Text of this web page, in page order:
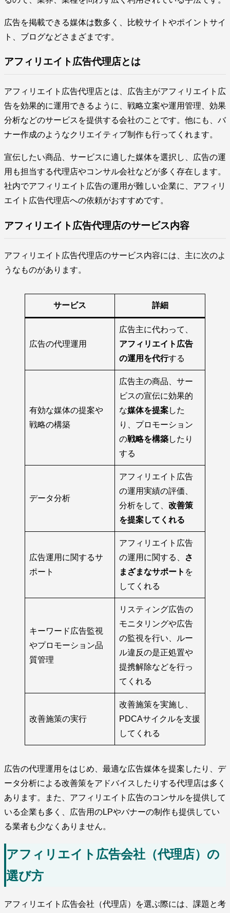
広告を掲載できる媒体は数多く、比較サイトやポイントサイ
ト、ブログなどさまざまです。
アフィリエイト広告代理店とは
アフィリエイト広告代理店とは、広告主がアフィリエイト広
告を効果的に運用できるように、戦略立案や運用管理、効果
分析などのサービスを提供する会社のことです。他にも、バ
ナー作成のようなクリエイティブ制作も行ってくれます。
宣伝したい商品、サービスに適した媒体を選択し、広告の運
用も担当する代理店やコンサル会社などが多く存在します。
社内でアフィリエイト広告の運用が難しい企業に、アフィリ
エイト広告代理店への依頼がおすすめです。
アフィリエイト広告代理店のサービス内容
アフィリエイト広告代理店のサービス内容には、主に次のよ
うなものがあります。
サービス 詳細
広告の代理運用
広告主に代わって、
アフィリエイト広告
の運用を代行する
有効な媒体の提案や
戦略の構築
広告主の商品、サー
ビスの宣伝に効果的
な媒体を提案した
り、プロモーション
の戦略を構築したり
する
データ分析
アフィリエイト広告
の運用実績の評価、
分析をして、 改善策
を提案してくれる
広告運用に関するサ
ポート
アフィリエイト広告
の運用に関する、
さ
まざまなサポート を
してくれる
キーワード広告監視
やプロモーション品
質管理
リスティング広告の
モニタリングや広告
の監視を行い、ルー
ル違反の是正処置や
提携解除などを行っ
てくれる
改善施策の実行
改善施策を実施し、
PDCAサイクルを支援
してくれる
広告の代理運用をはじめ、最適な広告媒体を提案したり、デ
ータ分析による改善策をアドバイスしたりする代理店は多く
あります。また、アフィリエイト広告のコンサルを提供して
いる企業も多く、広告用のLPやバナーの制作も提供してい
る業者も少なくありません。
アフィリエイト広告会社（代理店）の
選び方
アフィリエイト広告会社（代理店）を選ぶ際には、課題と考